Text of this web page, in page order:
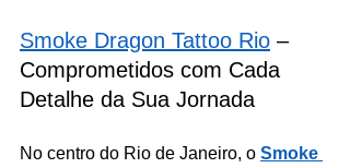
Smoke Dragon Tattoo Rio –
Comprometidos com Cada
Detalhe da Sua Jornada
No centro do Rio de Janeiro, o Smoke